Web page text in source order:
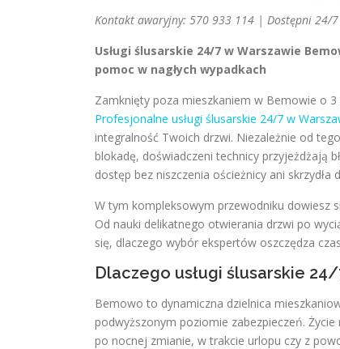
Kontakt awaryjny: 570 933 114 | Dostępni 24/
Usługi ślusarskie 24/7 w Warszawie
pomoc w nagłych wypadkach
Zamknięty poza mieszkaniem w Bemowie o
Profesjonalne usługi ślusarskie 24/7 w
integralność Twoich drzwi. Niezależnie od
blokadę, doświadczeni technicy przyjeżdżają
dostęp bez niszczenia ościeżnicy ani skrzydła
W tym kompleksowym przewodniku dowiesz
Od nauki delikatnego otwierania drzwi po
się, dlaczego wybór ekspertów oszczędza
Dlaczego usługi ślusarskie
Bemowo to dynamiczna dzielnica
podwyższonym poziomie zabezpieczeń.
po nocnej zmianie, w trakcie urlopu czy z